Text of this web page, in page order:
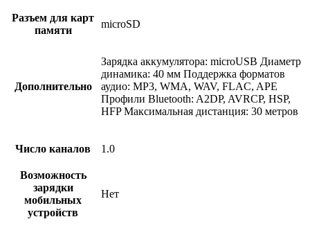
Разъем для карт
памяти
microSD
Дополнительно
Зарядка аккумулятора: microUSB Диаметр
динамика: 40 мм Поддержка форматов
аудио: MP3, WMA, WAV, FLAC, APE
Профили Bluetooth: A2DP, AVRCP, HSP,
HFP Максимальная дистанция: 30 метров
Число каналов 1.0
Возможность
зарядки
мобильных
устройств
Нет